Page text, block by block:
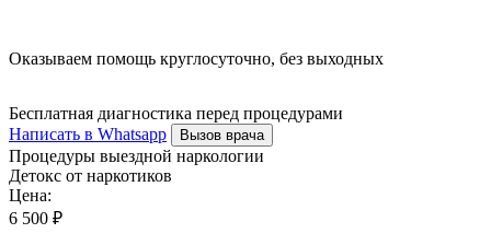
Оказываем помощь круглосуточно, без выходных
Бесплатная диагностика перед процедурами
Написать в Whatsapp
Вызов врача
Процедуры выездной наркологии
Детокс от наркотиков
Цена:
6 500 ₽